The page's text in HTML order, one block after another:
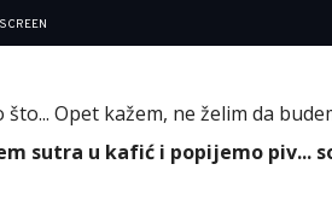
što... Opet kažem, ne želim da
sutra u kafić i popijemo piv...